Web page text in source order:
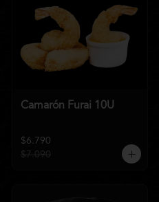
Camarón Furai 10U
$6.790
$7.090